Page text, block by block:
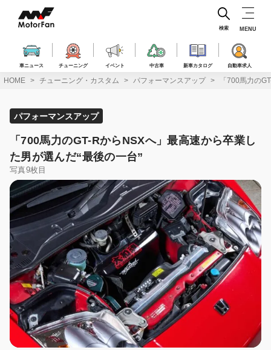
ス
車ニュース チューニング イベント 中古車 新車カタログ 自動車求人
検索 MENU
HOME チューニング・カスタム パフォーマンスアップ 「700馬力の
パフォーマンスアップ
「700馬力のGT-RからNSXへ」最高速から卒業し
た男が選んだ“最後の一台”
写真9枚目